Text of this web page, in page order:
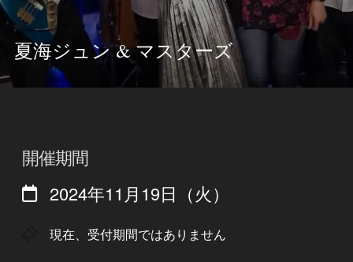
夏海ジュン & マスターズ
開催期間
2024年11月19日（火）
現在、受付期間ではありません